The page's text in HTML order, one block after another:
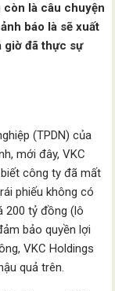
là câu chuyện
báo là sẽ xuất
giờ đã thực sự
(TPDN) của
mới đây, VKC
công ty đã mất
phiếu không có
200 tỷ đồng (lô
bảo quyền lợi
VKC Holdings
quả trên.